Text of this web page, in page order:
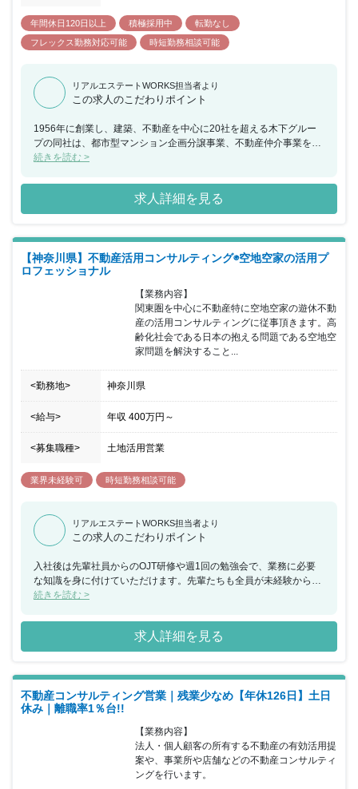
年間休日120日以上 積極採用中
転勤なし
フレックス勤務対応可能
時短勤務相談可能
リアルエステートWORKS担当者より
この求人のこだわりポイント
1956年に創業し、建築、不動産を中心に20社を超える木下グルー
プの同社は、都市型マンション企画分譲事業、不動産仲介事業を展
開しています。今回、土地活用部門強化のため、目標達成に向け徹
た。現代、コンプライアンスもあり、厳しく指導・管理では目標達
成をすることが難しくなってきました。社員一人一人に目を向け、
分析し適切な指導を行うことでコントロールし、目標達成へ導き出
の力を最大限化し、営業戦略と市道・管理で目標達成に向け行動し
ていただける方を求めています。
続きを読む >
求人詳細を見る
【神奈川県】不動産活用コンサルティング◉空地空家の活用プ
ロフェッショナル
【業務内容】
関東圏を中心に不動産特に空地空家の遊休不動
産の活用コンサルティングに従事頂きます。高
齢化社会である日本の抱える問題である空地空
家問題を解決すること...
<勤務地> 神奈川県
<給与> 年収 400万円 ～
<募集職種> 土地活用営業
業界未経験可 時短勤務相談可能
リアルエステートWORKS担当者より
この求人のこだわりポイント
入社後は先輩社員からのOJT研修や週1回の勉強会で、業務に必要
な知識を身に付けていただけます。先輩たちも全員が未経験から始
めていますので、何でも気軽に相談できる環境です。 ゆくゆくはマ
さらなる店舗展開も考えていますので、ポストチャンスは豊富にあ
ります。 2014年設立以降、空地空家のコンサルティングに特化し
た同社スタッフの平均年齢は35歳と若く、不動産業界問わず異業種
いう意気込みのある方に広く門戸を開き、日本社会の抱える課題で
ある空地空家問題を解決できる不動産キャリアを形成できます。
続きを読む >
求人詳細を見る
不動産コンサルティング営業｜残業少なめ【年休126日】土日
休み｜離職率1％台!!
【業務内容】
法人・個人顧客の所有する不動産の有効活用提
案や、事業所や店舗などの不動産コンサルティ
ングを行います。